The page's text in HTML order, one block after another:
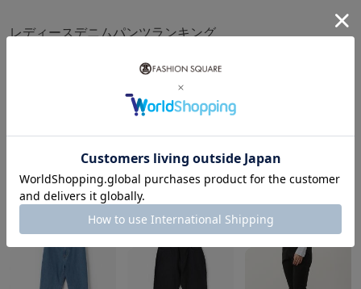
レディースデニムパンツランキング
¥5,14835%OFF
UNITED ARROWS
¥9,98860%OFF ¥18,700